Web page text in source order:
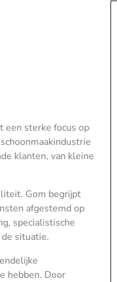
een sterke focus op
klanten, van kleine
Gom begrijpt
afgestemd op
specialistische
situatie.
hebben. Door